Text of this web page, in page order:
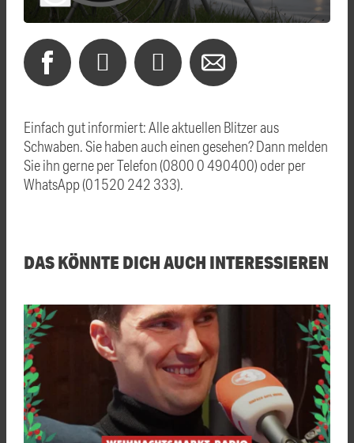
Einfach gut informiert: Alle aktuellen Blitzer aus
Schwaben. Sie haben auch einen gesehen? Dann melden
Sie ihn gerne per Telefon (0800 0 490400) oder per
WhatsApp (01520 242 333).
DAS KÖNNTE DICH AUCH INTERESSIEREN